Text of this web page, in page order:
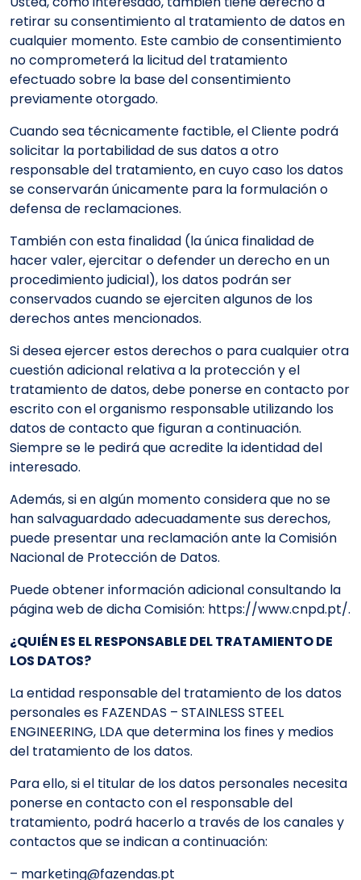
retirar su consentimiento al tratamiento de datos en
cualquier momento. Este cambio de consentimiento
no comprometerá la licitud del tratamiento
efectuado sobre la base del consentimiento
previamente otorgado.
Cuando sea técnicamente factible, el Cliente podrá
solicitar la portabilidad de sus datos a otro
responsable del tratamiento, en cuyo caso los datos
se conservarán únicamente para la formulación o
defensa de reclamaciones.
También con esta finalidad (la única finalidad de
hacer valer, ejercitar o defender un derecho en un
procedimiento judicial), los datos podrán ser
conservados cuando se ejerciten algunos de los
derechos antes mencionados.
Si desea ejercer estos derechos o para cualquier otra
cuestión adicional relativa a la protección y el
tratamiento de datos, debe ponerse en contacto por
escrito con el organismo responsable utilizando los
datos de contacto que figuran a continuación.
Siempre se le pedirá que acredite la identidad del
interesado.
Además, si en algún momento considera que no se
han salvaguardado adecuadamente sus derechos,
puede presentar una reclamación ante la Comisión
Nacional de Protección de Datos.
Puede obtener información adicional consultando la
página web de dicha Comisión: https://www.cnpd.pt/.
¿QUIÉN ES EL RESPONSABLE DEL TRATAMIENTO DE
LOS DATOS?
La entidad responsable del tratamiento de los datos
personales es FAZENDAS – STAINLESS STEEL
ENGINEERING, LDA que determina los fines y medios
del tratamiento de los datos.
Para ello, si el titular de los datos personales necesita
ponerse en contacto con el responsable del
tratamiento, podrá hacerlo a través de los canales y
contactos que se indican a continuación:
– marketing@fazendas.pt